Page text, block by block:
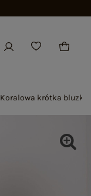
Koralowa krótka bluzka